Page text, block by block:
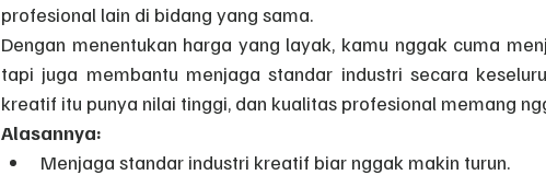
profesional lain di bidang yang sama.
Dengan menentukan harga yang layak, kamu nggak cuma
tapi juga membantu menjaga standar industri secara
kreatif itu punya nilai tinggi, dan kualitas profesional memang
Alasannya:
Menjaga standar industri kreatif biar nggak makin turun.